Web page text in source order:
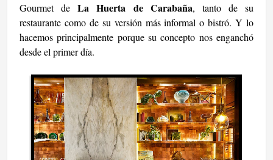
Gourmet deLa Huerta de Carabaña, tanto de su
restaurante como de su versión más informal o bistró. Y lo
hacemos principalmente porque su concepto nos enganchó
desde el primer día.